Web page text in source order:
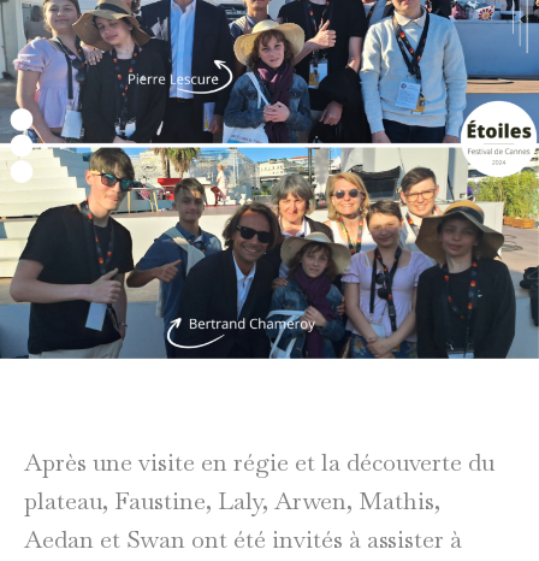
Après une visite en régie et la découverte du
plateau, Faustine, Laly, Arwen, Mathis,
Aedan et Swan ont été invités à assister à